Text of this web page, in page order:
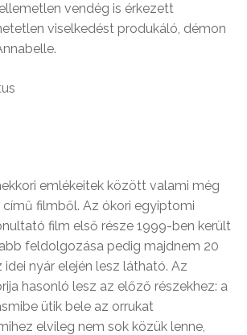
vendég is érkezett
viselkedést produkáló, démon
emlékeitek között valami még
című filmből. Az ókori egyiptomi
film első része 1999-ben került
feldolgozása pedig majdnem 20
idei nyár elején lesz látható. Az
hasonló lesz az előző részekhez: a
ütik bele az orrukat
elvileg nem sok közük lenne,